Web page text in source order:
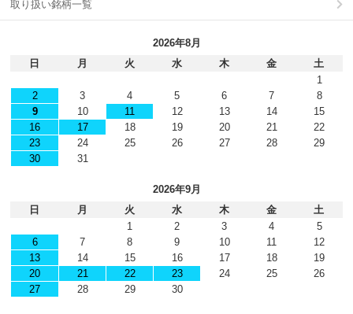
取り扱い銘柄一覧
2026年8月
日
月 火 水 木 金
土
1
2
3 4 5 6 7
8
9
10 11 12 13 14
15
16
17 18 19 20 21
22
23
24 25 26 27 28
29
30
31
2026年9月
日
月 火 水 木 金
土
1
2 3 4
5
6
7 8 9 10 11
12
13
14 15 16 17 18
19
20
21 22 23 24 25
26
27
28 29 30